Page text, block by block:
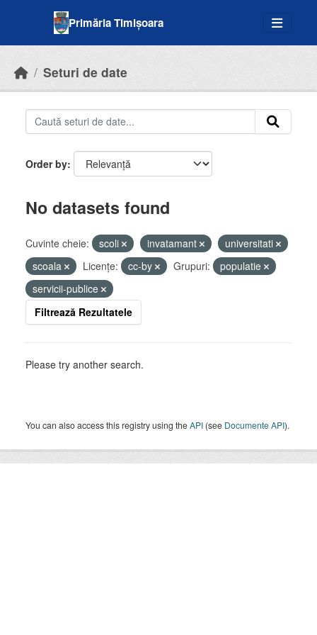
Primăria Timișoara
Seturi de date
Order by
No datasets found
Cuvinte cheie: scoli invatamant
universitati
scoala
Licenţe: cc-by Grupuri:
populatie
servicii-publice
Filtrează Rezultatele
Please try another search.
You can also access this registry using theAPI (see Documente API).